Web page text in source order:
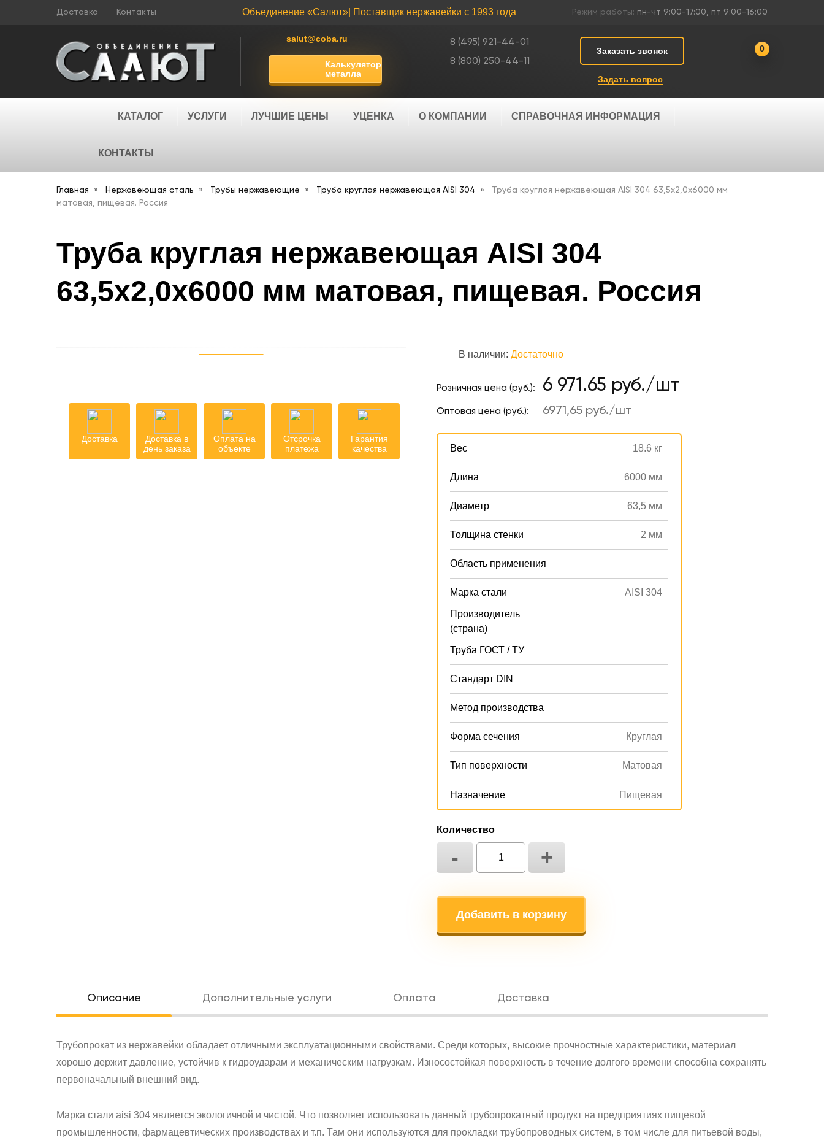
Доставка Контакты Объединение «Салют»| Поставщик нержавейки с 1993 года Режим работы: пн-чт 9:00-17:00, пт 9:00-16:00
salut@coba.ru
Калькулятор
металла
8 (495) 921-44-01
8 (800) 250-44-11
Заказать звонок
Задать вопрос
0
КАТАЛОГ УСЛУГИ ЛУЧШИЕ ЦЕНЫ УЦЕНКА О КОМПАНИИ СПРАВОЧНАЯ ИНФОРМАЦИЯ
КОНТАКТЫ
Главная Нержавеющая сталь Трубы нержавеющие Труба круглая нержавеющая AISI 304
Труба круглая нержавеющая AISI 304 63,5х2,0х6000 мм
матовая, пищевая. Россия
Труба круглая нержавеющая AISI 304
63,5х2,0х6000 мм матовая, пищевая. Россия
Доставка
Доставка в
день заказа
Оплата на
объекте
Отсрочка
платежа
Гарантия
качества
В наличии: Достаточно
Розничная цена (руб.): 6 971.65 руб./шт
Оптовая цена (руб.): 6971,65 руб./шт
Вес 18.6 кг
Длина 6000 мм
Диаметр 63,5 мм
Толщина стенки 2 мм
Область применения
Марка стали AISI 304
Производитель
(страна)
Труба ГОСТ / ТУ
Стандарт DIN
Метод производства
Форма сечения Круглая
Тип поверхности Матовая
Назначение Пищевая
Количество
- +
Добавить в корзину
Oписание Дополнительные услуги Оплата Доставка
Трубопрокат из нержавейки обладает отличными эксплуатационными свойствами. Среди которых, высокие прочностные характеристики, материал
хорошо держит давление, устойчив к гидроударам и механическим нагрузкам. Износостойкая поверхность в течение долгого времени способна сохранять
первоначальный внешний вид.
Марка стали aisi 304 является экологичной и чистой. Что позволяет использовать данный трубопрокатный продукт на предприятиях пищевой
промышленности, фармацевтических производствах и т.п. Там они используются для прокладки трубопроводных систем, в том числе для питьевой воды,